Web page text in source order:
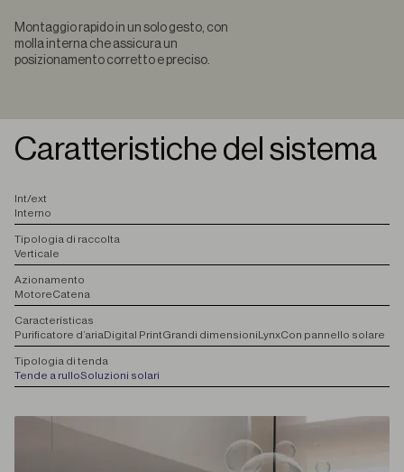
Montaggio rapido in un solo gesto, con
molla interna che assicura un
posizionamento corretto e preciso.
Caratteristiche del sistema
Int/ext
Interno
Tipologia di raccolta
Verticale
Azionamento
MotoreCatena
Características
Purificatore d’ariaDigital PrintGrandi dimensioniLynxCon pannello solare
Tipologia di tenda
Tende a rulloSoluzioni solari